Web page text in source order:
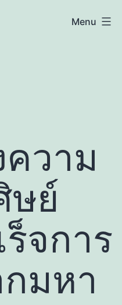
Menu
วาม
ษย์
ร็จการ
มหา